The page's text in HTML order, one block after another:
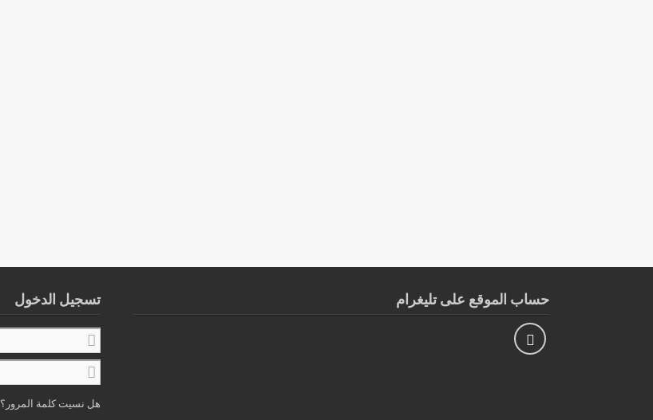
تسجيل الدخول
هل نسيت كلمة المرور؟
حساب الموقع على تليغرام